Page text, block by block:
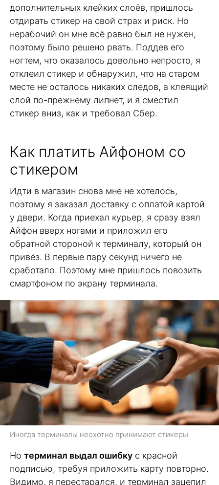
дополнительных клейких слоёв, пришлось
отдирать стикер на свой страх и риск. Но
нерабочий он мне всё равно был не нужен,
поэтому было решено рвать. Поддев его
ногтем, что оказалось довольно непросто, я
отклеил стикер и обнаружил, что на старом
месте не осталось никаких следов, а клеящий
слой по-прежнему липнет, и я сместил
стикер вниз, как и требовал Сбер.
Как платить Айфоном со
стикером
Идти в магазин снова мне не хотелось,
поэтому я заказал доставку с оплатой картой
у двери. Когда приехал курьер, я сразу взял
Айфон вверх ногами и приложил его
обратной стороной к терминалу, который он
привёз. В первые пару секунд ничего не
сработало. Поэтому мне пришлось повозить
смартфоном по экрану терминала.
Иногда терминалы неохотно принимают стикеры
Но терминал выдал ошибку с красной
подписью, требуя приложить карту повторно.
Видимо, я перестарался, и терминал зацепил